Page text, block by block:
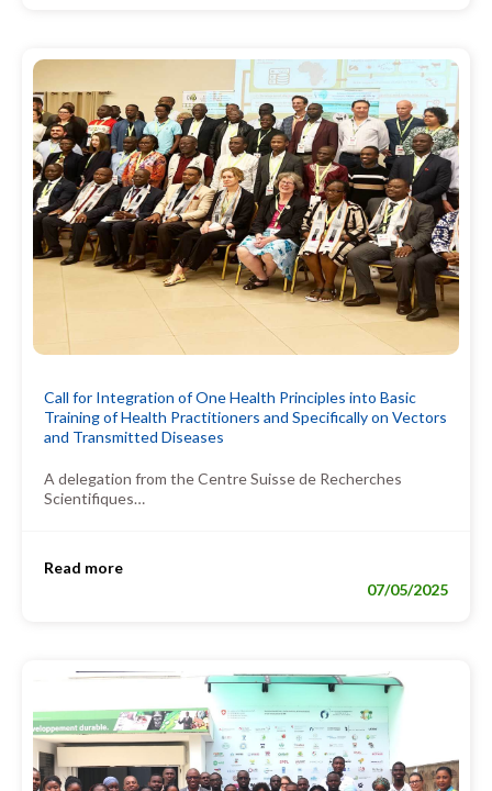
Call for Integration of One Health Principles into Basic
Training of Health Practitioners and Specifically on Vectors
and Transmitted Diseases
A delegation from the Centre Suisse de Recherches
Scientifiques…
Read more
07/05/2025